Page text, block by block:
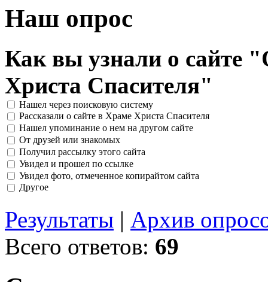
Наш опрос
Как вы узнали о сайте
Христа Спасителя"
Нашел через поисковую систему
Рассказали о сайте в Храме Христа Спасителя
Нашел упоминание о нем на другом сайте
От друзей или знакомых
Получил рассылку этого сайта
Увидел и прошел по ссылке
Увидел фото, отмеченное копирайтом сайта
Другое
Результаты | Архив
Всего ответов: 69